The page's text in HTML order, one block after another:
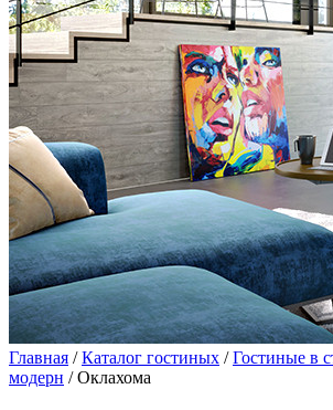
Главная /Каталог гостиных /Гостиные в
модерн / Оклахома